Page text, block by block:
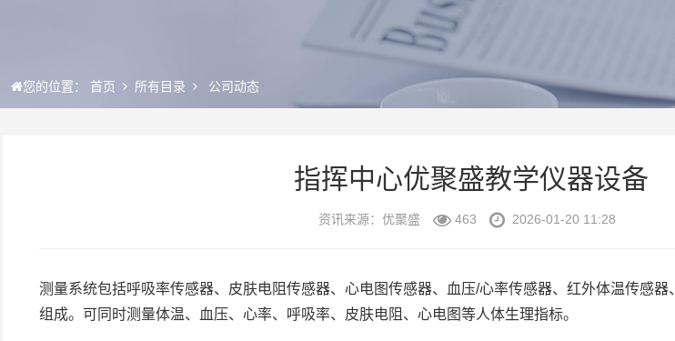
您的位置： 首页 所有目录 公司动态
指挥中心优聚盛教学仪器设备
资讯来源：优聚盛 463 2026-01-20 11:28
测量系统包括呼吸率传感器、皮肤电阻传感器、心电图传感器、血压/心率传感器、红外体温传感
组成。可同时测量体温、血压、心率、呼吸率、皮肤电阻、心电图等人体生理指标。